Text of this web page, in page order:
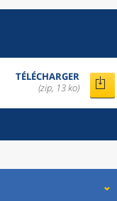
TÉLÉCHARGER
(zip, 13 ko)